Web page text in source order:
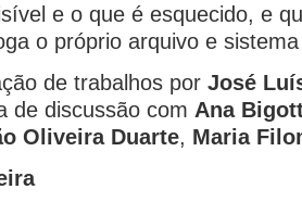
e o que é esquecido, e
o próprio arquivo e
de trabalhos por José
de discussão com Ana
Oliveira Duarte, Maria